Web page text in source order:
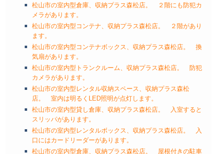
松山市の室内型倉庫、収納プラス森松店。 ２階にも防犯カ
メラがあります。
松山市の室内型コンテナ、収納プラス森松店。 ２階があり
ます。
松山市の室内型コンテナボックス、収納プラス森松店。 換
気扇があります。
松山市の室内型トランクルーム、収納プラス森松店。 防犯
カメラがあります。
松山市の室内型レンタル収納スペース、収納プラス森松
店。 室内は明るくLED照明が点灯します。
松山市の室内型貸し倉庫、収納プラス森松店。 入室すると
スリッパがあります。
松山市の室内型レンタルボックス、収納プラス森松店。 入
口にはカードリーダーがあります。
松山市の室内型倉庫、収納プラス森松店。 屋根付きの駐車